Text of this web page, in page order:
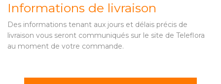
Informations de livraison
Des informations tenant aux jours et délais précis de
livraison vous seront communiqués sur le site de Teleflora
au moment de votre commande.